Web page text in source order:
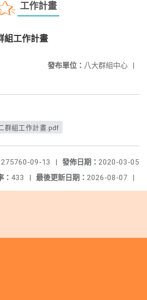
工作計畫
組工作計畫
發布單位： 八大群組中心 |
群組工作計畫.pdf
發佈日期： 2020-03-05
275760-09-13
|
最後更新日期： 2026-08-07 |
： 433 |